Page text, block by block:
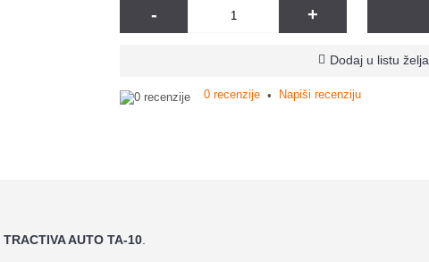
- +
Dodaj u listu želja
0 recenzije • Napiši recenziju
TRACTIVA AUTO TA-10